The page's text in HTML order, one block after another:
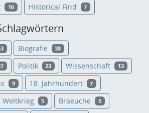
16 Historical Find 7
Biografie 38
Politik 23 Wissenschaft 13
9 18. Jahrhundert 7
Weltkrieg 5 Braeuche 5